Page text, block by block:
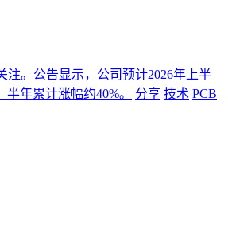
注。公告显示，公司预计2026年上半
年累计涨幅约40%。 分享 技术 PCB